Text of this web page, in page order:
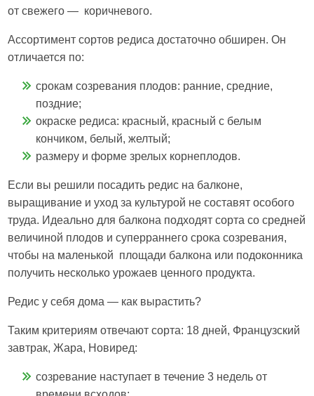
от свежего — коричневого.
Ассортимент сортов редиса достаточно обширен. Он
отличается по:
срокам созревания плодов: ранние, средние,
поздние;
окраске редиса: красный, красный с белым
кончиком, белый, желтый;
размеру и форме зрелых корнеплодов.
Если вы решили посадить редис на балконе,
выращивание и уход за культурой не составят особого
труда. Идеально для балкона подходят сорта со средней
величиной плодов и суперраннего срока созревания,
чтобы на маленькой площади балкона или подоконника
получить несколько урожаев ценного продукта.
Редис у себя дома — как вырастить?
Таким критериям отвечают сорта: 18 дней, Французский
завтрак, Жара, Новиред:
созревание наступает в течение 3 недель от